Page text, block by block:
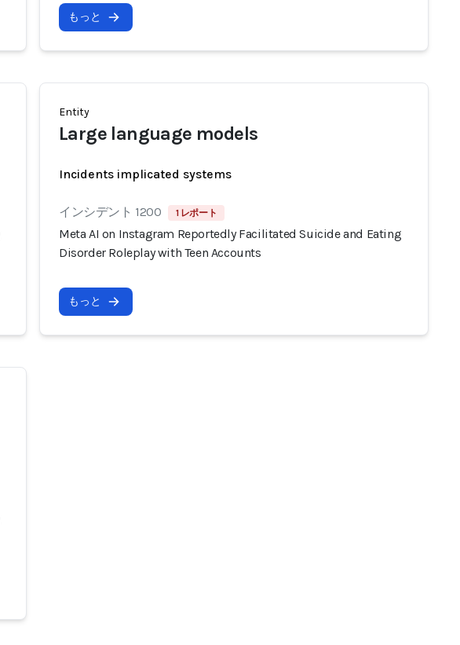
もっと
Entity
Large language models
Incidents implicated systems
インシデント 1200 1 レポート
Meta AI on Instagram Reportedly Facilitated Suicide and Eating
Disorder Roleplay with Teen Accounts
もっと